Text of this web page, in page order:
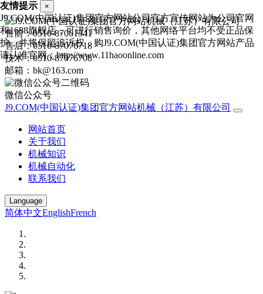
售前：0510-87061341
售后：0510-87076718
技术：0510-87076708
邮箱：bk@163.com
微信公众号
J9.COM(中国认证)集团官方网站机械（江苏）有限公司
网站首页
关于我们
机械知识
机械自动化
联系我们
Language
简体中文EnglishFrench
友情提示 ×
J9.COM(中国认证)集团官方网站公司官方宣传网站为公司官网
和1688旗舰店，可进行销售询价，其他网络平台均不受正品保
护，并将保留追诉权，购J9.COM(中国认证)集团官方网站产品
请认准官网：http://www.11haoonline.com